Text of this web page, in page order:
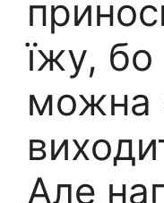
їжу,
можна
Але